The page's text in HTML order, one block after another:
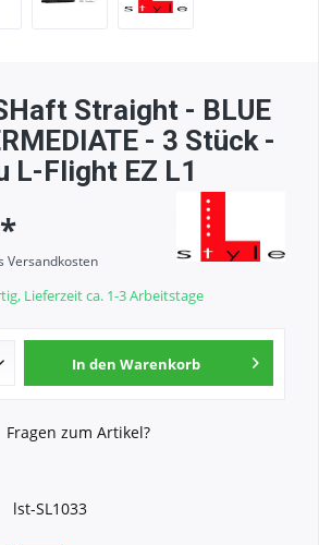
Straight - BLUE
- 3 Stück -
L-Flight EZ L1
Versandkosten
Lieferzeit ca. 1-3 Arbeitstage
In den Warenkorb
Fragen zum Artikel?
lst-SL1033